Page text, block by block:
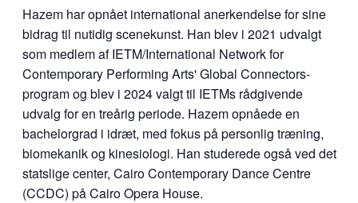
Hazem har opnået international anerkendelse for sine
bidrag til nutidig scenekunst. Han blev i 2021 udvalgt
som medlem af IETM/International Network for
Contemporary Performing Arts' Global Connectors-
program og blev i 2024 valgt til IETMs rådgivende
udvalg for en treårig periode. Hazem opnåede en
bachelorgrad i idræt, med fokus på personlig træning,
biomekanik og kinesiologi. Han studerede også ved det
statslige center, Cairo Contemporary Dance Centre
(CCDC) på Cairo Opera House.